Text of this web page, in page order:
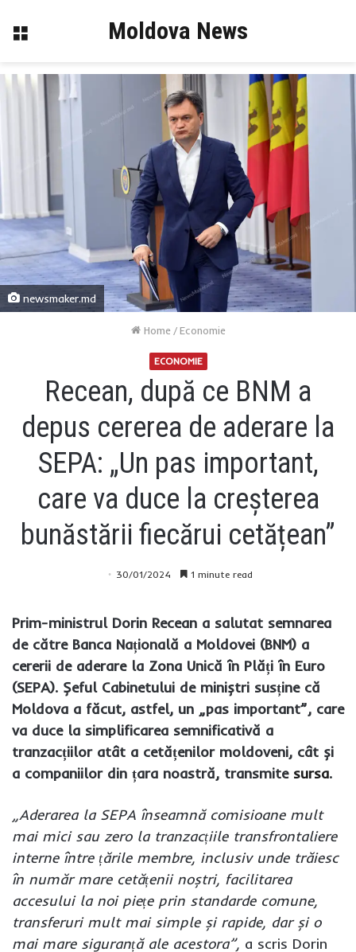
Menu Moldova News
newsmaker.md
Home / Economie
ECONOMIE
Recean, după ce BNM a
depus cererea de aderare la
SEPA: „Un pas important,
care va duce la creșterea
bunăstării fiecărui cetățean”
30/01/2024 1 minute read
Prim-ministrul Dorin Recean a salutat semnarea
de către Banca Națională a Moldovei (BNM) a
cererii de aderare la Zona Unică în Plăți în Euro
(SEPA). Șeful Cabinetului de miniștri susține că
Moldova a făcut, astfel, un „pas important”, care
va duce la simplificarea semnificativă a
tranzacțiilor atât a cetățenilor moldoveni, cât și
a companiilor din țara noastră, transmite sursa.
„Aderarea la SEPA înseamnă comisioane mult
mai mici sau zero la tranzacțiile transfrontaliere
interne între țările membre, inclusiv unde trăiesc
în număr mare cetățenii noștri, facilitarea
accesului la noi piețe prin standarde comune,
transferuri mult mai simple și rapide, dar și o
mai mare siguranță ale acestora”, a scris Dorin